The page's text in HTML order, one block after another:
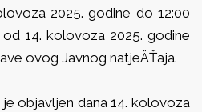
2025. godine do 12:00
14. kolovoza 2025. godine
ovog Javnog natjeÄŤaja.
objavljen dana 14. kolovoza